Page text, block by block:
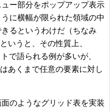
ー部分をポップアップ表示
に横幅が限られた領域の中
るというわけだ（ちなみ
いうと、その性質上、
で語られる例が多いが、
あくまで任意の要素に対し
のようなグリッド表を実装